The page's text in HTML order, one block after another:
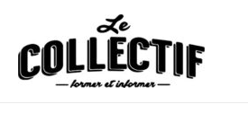
contenu